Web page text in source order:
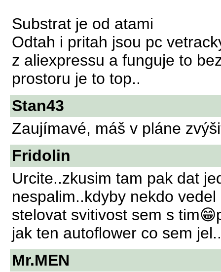
Substrat je od atami
Odtah i pritah jsou pc
z aliexpressu a funguje to
prostoru je to top..
Stan43
Zaujímavé, máš v pláne
Fridolin
Urcite..zkusim tam pak dat
nespalim..kdyby nekdo
stelovat svitivost sem s
jak ten autoflower co sem
Mr.MEN